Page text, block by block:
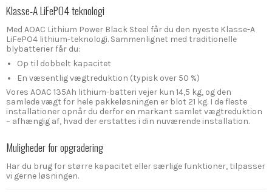
Klasse-A LiFePO4 teknologi
Med AOAC Lithium Power Black Steel får du den nyeste Klasse-A
LiFePO4 lithium-teknologi. Sammenlignet med traditionelle
blybatterier får du:
Op til dobbelt kapacitet
En væsentlig vægtreduktion (typisk over 50 %)
Vores AOAC 135Ah lithium-batteri vejer kun 14,5 kg, og den
samlede vægt for hele pakkeløsningen er blot 21 kg. I de fleste
installationer opnår du derfor en markant samlet vægtreduktion
– afhængig af, hvad der erstattes i din nuværende installation.
Muligheder for opgradering
Har du brug for større kapacitet eller særlige funktioner, tilpasser
vi gerne løsningen.